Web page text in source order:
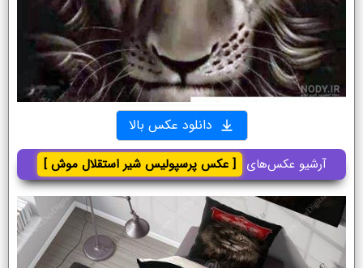
دانلود عکس بالا
آرشیو عکس‌های [ عکس پرسپولیس شیر استقلال موش ]